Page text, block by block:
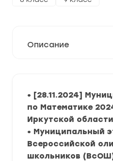
Описание
• [28.11.2024]
по Математике
Иркутской
• Муниципальный
Всероссийской
школьников